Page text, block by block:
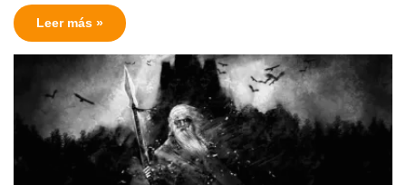
Leer más »